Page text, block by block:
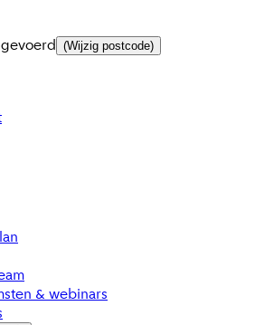
(Wijzig postcode)
& webinars